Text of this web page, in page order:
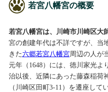
若宮八幡宮の概要
若宮八幡宮は、川崎市川崎区大
宮の創建年代は不詳ですが、当
きた六郷若宮八幡宮周辺の人が
元年（1648）には、徳川家光よ
治以後、近隣にあった藤森稲荷
（川崎区田町3-11）を遷座して